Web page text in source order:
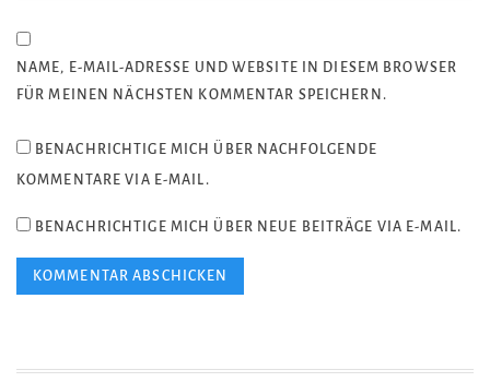
NAME, E-MAIL-ADRESSE UND WEBSITE IN DIESEM BROWSER
FÜR MEINEN NÄCHSTEN KOMMENTAR SPEICHERN.
BENACHRICHTIGE MICH ÜBER NACHFOLGENDE
KOMMENTARE VIA E-MAIL.
BENACHRICHTIGE MICH ÜBER NEUE BEITRÄGE VIA E-MAIL.